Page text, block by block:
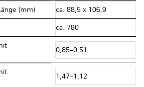
(mm) ca. 88,5 x 106,9
ca. 780
0,85–0,51
1,47–1,12